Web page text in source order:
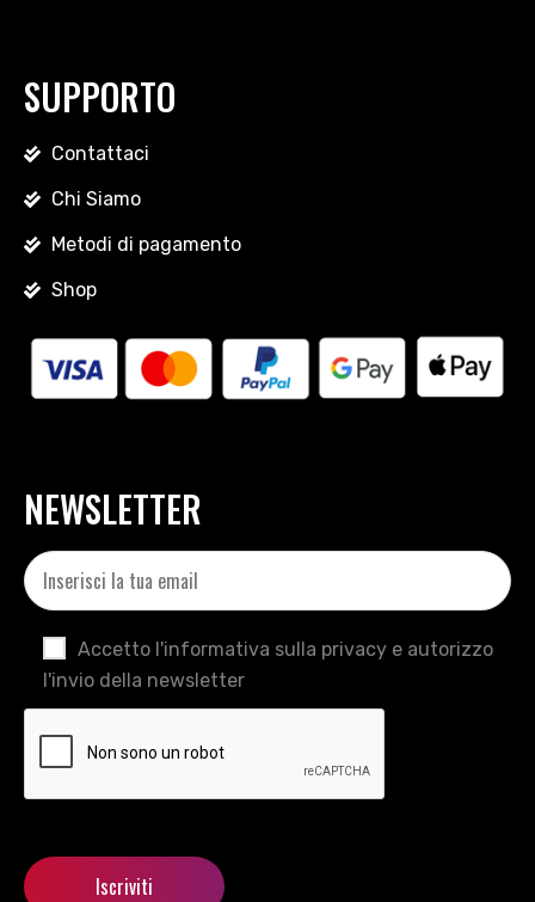
SUPPORTO
Contattaci
Chi Siamo
Metodi di pagamento
Shop
NEWSLETTER
Accetto l'informativa sulla privacy e autorizzo
l'invio della newsletter